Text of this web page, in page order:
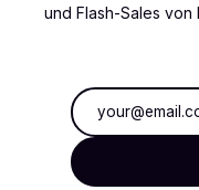
und Flash-Sales von
E-Mail-Adresse